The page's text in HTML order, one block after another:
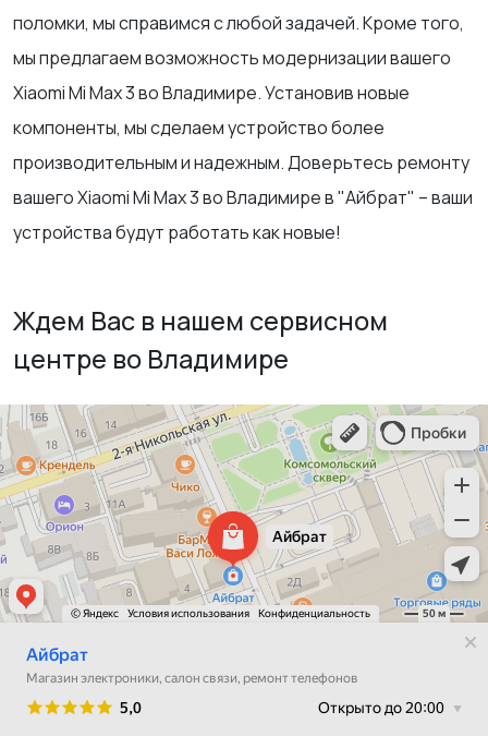
поломки, мы справимся с любой задачей. Кроме того,
мы предлагаем возможность модернизации вашего
Xiaomi Mi Max 3 во Владимире. Установив новые
компоненты, мы сделаем устройство более
производительным и надежным. Доверьтесь ремонту
вашего Xiaomi Mi Max 3 во Владимире в "Айбрат" – ваши
устройства будут работать как новые!
Ждем Вас в нашем сервисном
центре во Владимире